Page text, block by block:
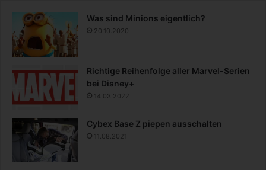
Was sind Minions eigentlich?
20.10.2020
Richtige Reihenfolge aller Marvel-Serien
bei Disney+
14.03.2022
Cybex Base Z piepen ausschalten
11.08.2021